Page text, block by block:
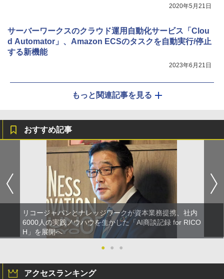
2020年5月21日
サーバーワークスのクラウド運用自動化サービス「Clou
d Automator」、Amazon ECSのタスクを自動実行/停止
する新機能
2023年6月21日
もっと関連記事を見る
おすすめ記事
リコージャパンとナレッジワークが資本業務提携、社内
6000人の実践ノウハウを生かした「AI商談記録 for RICO
H」を展開へ
●
● ●
アクセスランキング